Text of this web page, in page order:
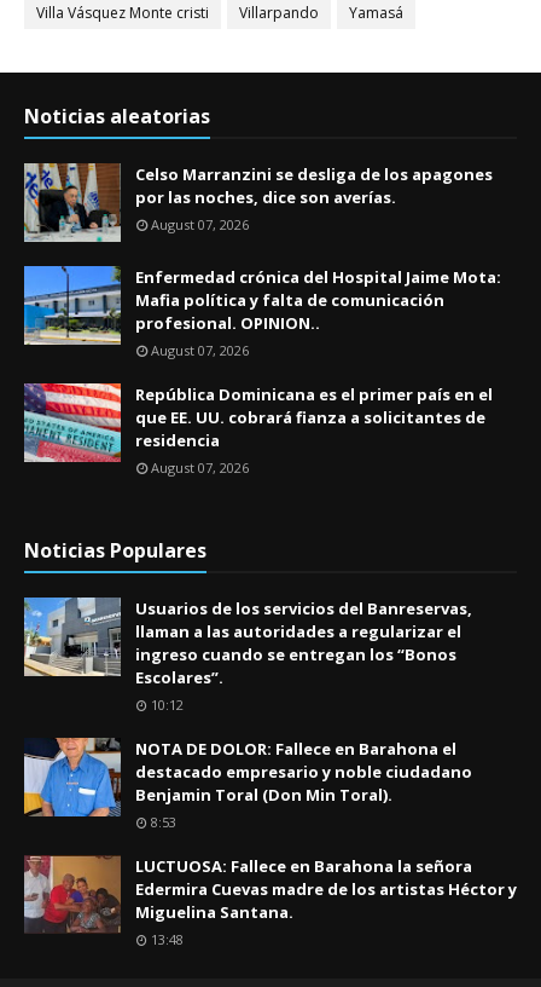
Villa Vásquez Monte cristi
Villarpando Yamasá
Noticias aleatorias
Celso Marranzini se desliga de los apagones
por las noches, dice son averías.
August 07, 2026
Enfermedad crónica del Hospital Jaime Mota:
Mafia política y falta de comunicación
profesional. OPINION..
August 07, 2026
República Dominicana es el primer país en el
que EE. UU. cobrará fianza a solicitantes de
residencia
August 07, 2026
Noticias Populares
Usuarios de los servicios del Banreservas,
llaman a las autoridades a regularizar el
ingreso cuando se entregan los “Bonos
Escolares”.
10:12
NOTA DE DOLOR: Fallece en Barahona el
destacado empresario y noble ciudadano
Benjamin Toral (Don Min Toral).
8:53
LUCTUOSA: Fallece en Barahona la señora
Edermira Cuevas madre de los artistas Héctor y
Miguelina Santana.
13:48